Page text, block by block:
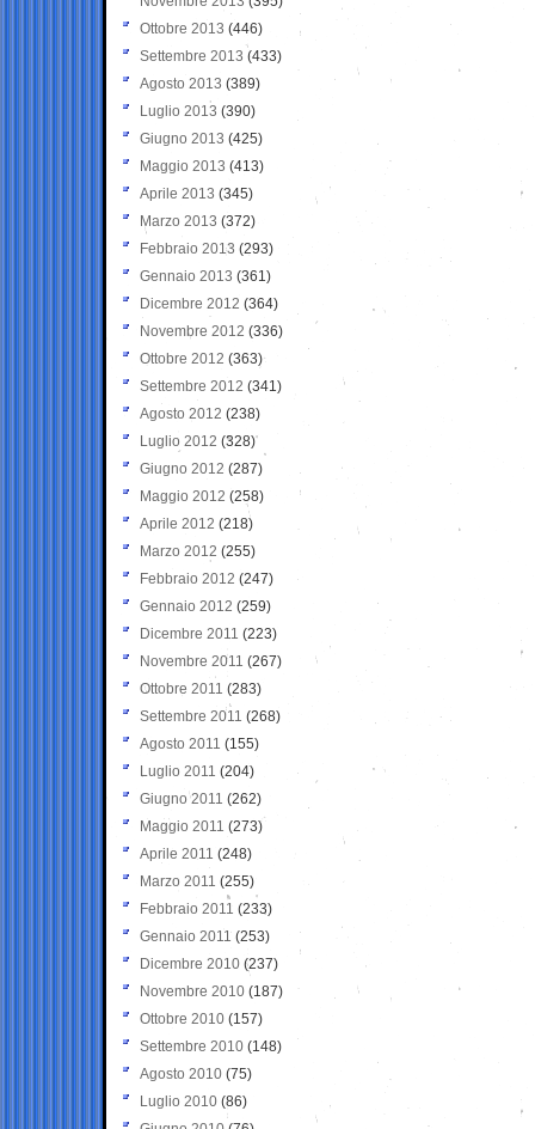
Ottobre 2013 (446)
Settembre 2013 (433)
Agosto 2013 (389)
Luglio 2013 (390)
Giugno 2013 (425)
Maggio 2013 (413)
Aprile 2013 (345)
Marzo 2013 (372)
Febbraio 2013 (293)
Gennaio 2013 (361)
Dicembre 2012 (364)
Novembre 2012 (336)
Ottobre 2012 (363)
Settembre 2012 (341)
Agosto 2012 (238)
Luglio 2012 (328)
Giugno 2012 (287)
Maggio 2012 (258)
Aprile 2012 (218)
Marzo 2012 (255)
Febbraio 2012 (247)
Gennaio 2012 (259)
Dicembre 2011 (223)
Novembre 2011 (267)
Ottobre 2011 (283)
Settembre 2011 (268)
Agosto 2011 (155)
Luglio 2011 (204)
Giugno 2011 (262)
Maggio 2011 (273)
Aprile 2011 (248)
Marzo 2011 (255)
Febbraio 2011 (233)
Gennaio 2011 (253)
Dicembre 2010 (237)
Novembre 2010 (187)
Ottobre 2010 (157)
Settembre 2010 (148)
Agosto 2010 (75)
Luglio 2010 (86)